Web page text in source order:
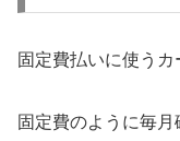
固定費払いに使うカ
固定費のように毎